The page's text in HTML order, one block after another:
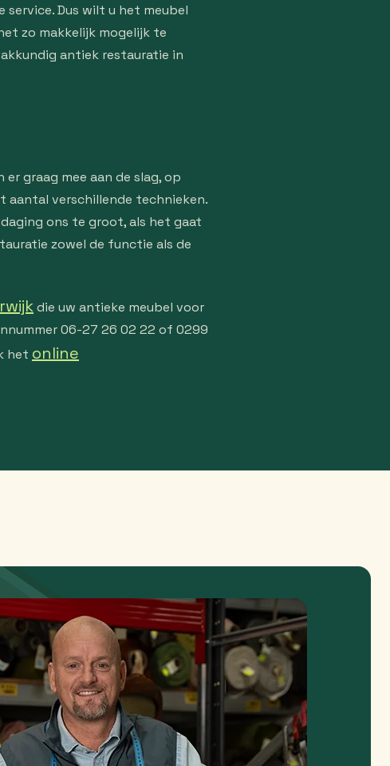
Dus wilt u het meubel
zo makkelijk mogelijk te
antiek restauratie in
graag mee aan de slag, op
aantal verschillende technieken.
ons te groot, als het gaat
zowel de functie als de
die uw antieke meubel voor
06-27 26 02 22 of 0299
het online